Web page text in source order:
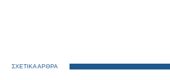
ΣΧΕΤΙΚΑ ΑΡΘΡΑ